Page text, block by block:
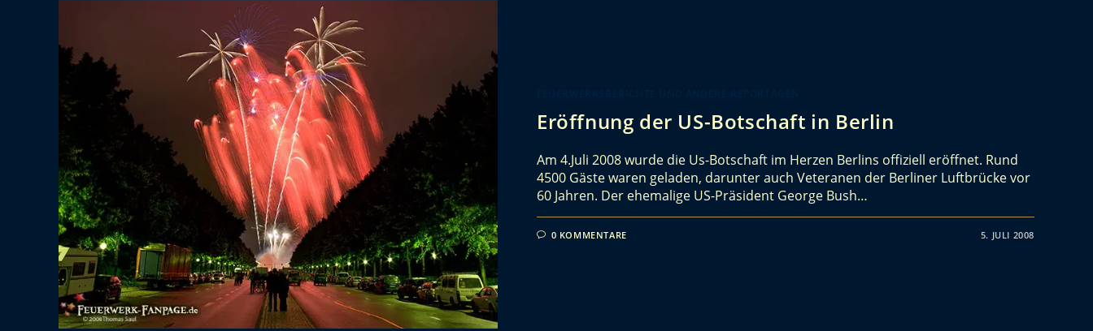
Eröffnung der US-Botschaft in Berlin
Am 4.Juli 2008 wurde die Us-Botschaft im Herzen Berlins offiziell eröffnet. Rund
4500 Gäste waren geladen, darunter auch Veteranen der Berliner Luftbrücke vor
60 Jahren. Der ehemalige US-Präsident George Bush…
0 KOMMENTARE 5. JULI 2008